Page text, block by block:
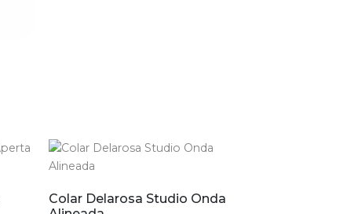
Colar Delarosa Studio Onda